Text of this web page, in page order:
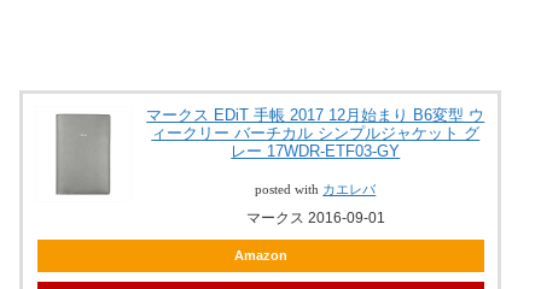
マークス EDiT 手帳 2017 12月始まり B6変型 ウ
ィークリー バーチカル シンプルジャケット グ
レー 17WDR-ETF03-GY
posted with カエレバ
マークス 2016-09-01
Amazon